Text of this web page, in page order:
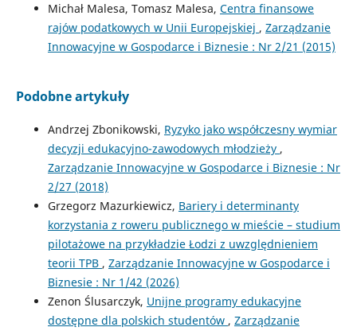
Michał Malesa, Tomasz Malesa, Centra finansowe
rajów podatkowych w Unii Europejskiej , Zarządzanie
Innowacyjne w Gospodarce i Biznesie : Nr 2/21 (2015)
Podobne artykuły
Andrzej Zbonikowski, Ryzyko jako współczesny wymiar
decyzji edukacyjno-zawodowych młodzieży ,
Zarządzanie Innowacyjne w Gospodarce i Biznesie : Nr
2/27 (2018)
Grzegorz Mazurkiewicz, Bariery i determinanty
korzystania z roweru publicznego w mieście – studium
pilotażowe na przykładzie Łodzi z uwzględnieniem
teorii TPB , Zarządzanie Innowacyjne w Gospodarce i
Biznesie : Nr 1/42 (2026)
Zenon Ślusarczyk, Unijne programy edukacyjne
dostępne dla polskich studentów , Zarządzanie